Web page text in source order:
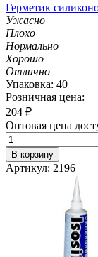
Герметик
Ужасно
Плохо
Нормально
Хорошо
Отлично
Упаковка: 40
Розничная цена:
204 ₽
Оптовая цена
В корзину
Артикул: 2196